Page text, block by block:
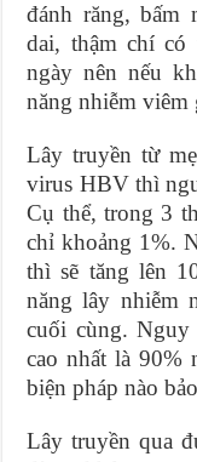
đánh răng,
dai, thậm chí có
ngày nên nếu
năng nhiễm viêm
Lây truyền từ
virus HBV thì
Cụ thể, trong 3
chỉ khoảng 1%.
thì sẽ tăng lên
năng lây nhiễm
cuối cùng.
cao nhất là 90%
biện pháp nào
Lây truyền qua